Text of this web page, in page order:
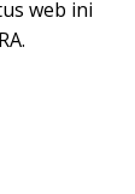
web ini